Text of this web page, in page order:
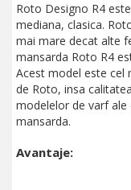
Roto Designo R4
mediana, clasica.
mai mare decat alte
mansarda Roto R4
Acest model este cel
de Roto, insa
modelelor de varf
mansarda.
Avantaje: